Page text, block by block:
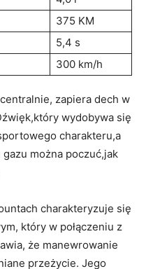
375 KM
5,4 s
300 km/h
zapiera dech w
wydobywa się
charakteru,a
można poczuć,jak
charakteryzuje się
który w połączeniu z
że manewrowanie
przeżycie. Jego